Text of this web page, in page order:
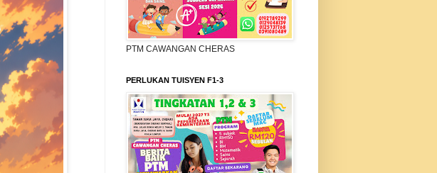
PTM CAWANGAN CHERAS
PERLUKAN TUISYEN F1-3